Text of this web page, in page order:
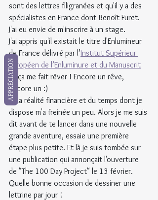
sont des lettres filigranées et qu'il y a des
spécialistes en France dont Benoît Furet.
J'ai eu envie de m'inscrire à un stage.
J'ai appris qu'il existait le titre d'Enlumineur
de France délivré par l’Institut Supérieur
Européen de l’Enluminure et du Manuscrit
et ça me fait rêver ! Encore un rêve,
encore un :)
Et la réalité financière et du temps dont je
dispose m'a freinée un peu. Alors je me suis
dit avant de te lancer dans une nouvelle
grande aventure, essaie une première
étape plus petite. Et là je suis tombée sur
une publication qui annonçait l'ouverture
de "The 100 Day Project" le 13 février.
Quelle bonne occasion de dessiner une
lettrine par jour !
APPRÉCIATION